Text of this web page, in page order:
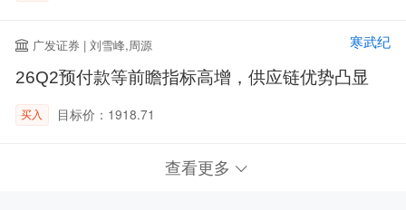
广发证券 | 刘雪峰,周源 寒武纪
26Q2预付款等前瞻指标高增，供应链优势凸显
买入 目标价：1918.71
查看更多